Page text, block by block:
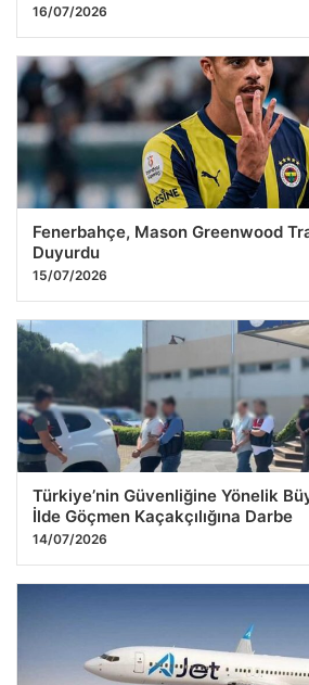
16/07/2026
Fenerbahçe, Mason Greenwood
Duyurdu
15/07/2026
Türkiye’nin Güvenliğine Yönelik
İlde Göçmen Kaçakçılığına Darbe
14/07/2026